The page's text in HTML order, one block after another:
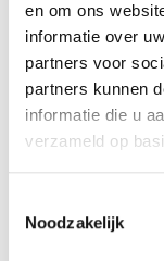
en om ons
informatie over
partners voor
partners kunnen
informatie die u
verzameld op
Noodzakelijk
Gerelateerde
2026/